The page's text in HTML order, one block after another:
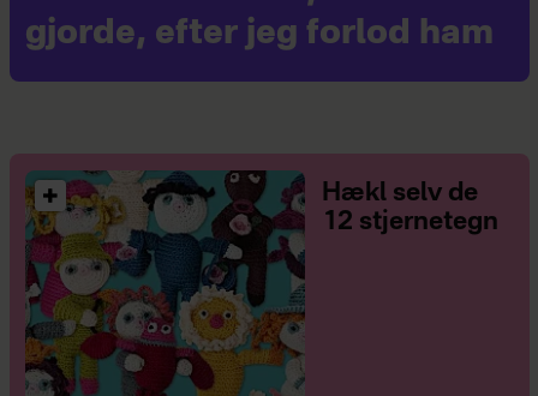
gjorde, efter jeg forlod ham
Hækl selv de
12 stjernetegn